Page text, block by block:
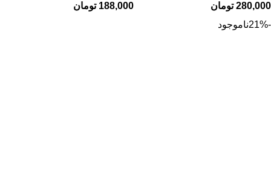
280,000 تومان 188,000 تومان
-21%
ناموجود